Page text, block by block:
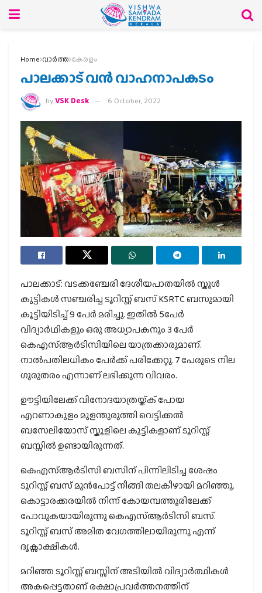
Home വാര്‍ത്ത കേരളം
പാലക്കാട് വൻ വാഹനാപകടം
byVSK Desk 6 October, 2022
പാലക്കാട്: വടക്കഞ്ചേരി ദേശീയപാതയിൽ സ്കൂൾ
കുട്ടികൾ സഞ്ചരിച്ച ടൂറിസ്റ്റ് ബസ് KSRTC ബസുമായി
കൂട്ടിയിടിച്ച് 9 പേർ മരിച്ചു. ഇതിൽ 5പേർ
വിദ്യാർഥികളും ഒരു അധ്യാപകനും 3 പേർ
കെഎസ്ആർടിസിയിലെ യാത്രക്കാരുമാണ്.
നാൽപതിലധികം പേർക്ക് പരിക്കേറ്റു. 7 പേരുടെ നില
ഗുരുതരം എന്നാണ് ലഭിക്കുന്ന വിവരം.
ഊട്ടിയിലേക്ക് വിനോദയാത്രയ്ക്ക് പോയ
എറണാകുളം മുളന്തുരുത്തി വെട്ടിക്കൽ
ബസേലിയോസ് സ്കൂളിലെ കുട്ടികളാണ് ടൂറിസ്റ്റ്
ബസ്സിൽ ഉണ്ടായിരുന്നത്.
കെഎസ്ആർടിസി ബസിന് പിന്നിലിടിച്ച ശേഷം
ടൂറിസ്റ്റ് ബസ് മുൻപോട്ട് നീങ്ങി തലകീഴായി മറിഞ്ഞു.
കൊട്ടാരക്കരയിൽ നിന്ന് കോയമ്പത്തൂരിലേക്ക്
പോവുകയായിരുന്നു കെഎസ്ആർടിസി ബസ്.
ടൂറിസ്റ്റ് ബസ് അമിത വേഗത്തിലായിരുന്നു എന്ന്
ദൃക്സാക്ഷികൾ.
മറിഞ്ഞ ടൂറിസ്റ്റ് ബസ്സിന് അടിയിൽ വിദ്യാർത്ഥികൾ
അകപ്പെട്ടതാണ് രക്ഷാപ്രവർത്തനത്തിന്